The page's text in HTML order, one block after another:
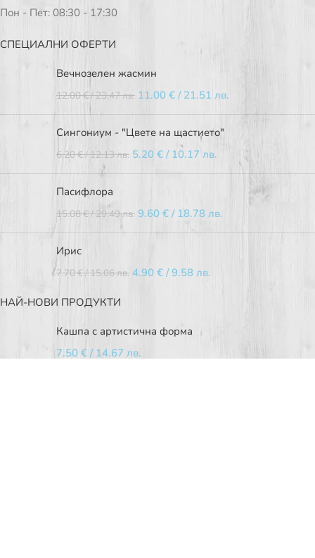
Пон - Пет: 08:30 - 17:30
СПЕЦИАЛНИ ОФЕРТИ
Вечнозелен жасмин
12.00€/ 23.47 лв. 11.00 € / 21.51 лв.
Сингониум - "Цвете на щастието"
6.20€/ 12.13 лв. 5.20 € / 10.17 лв.
Пасифлора
15.08€/ 29.49 лв. 9.60 € / 18.78 лв.
Ирис
7.70€/ 15.06 лв. 4.90 € / 9.58 лв.
НАЙ-НОВИ ПРОДУКТИ
Кашпа с артистична форма
7.50 € / 14.67 лв.